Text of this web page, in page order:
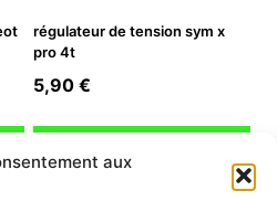
aux
régulateur de tension sym x
pro 4t
5,90 €